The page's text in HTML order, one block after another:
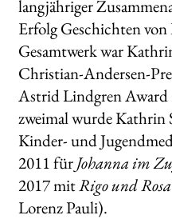
langjähriger
Erfolg Geschichten
Gesamtwerk war
Christian-Andersen-
Astrid Lindgren Award
zweimal wurde Kathrin
Kinder- und
2011 fürJohanna im
2017 mitRigo und Rosa
Lorenz Pauli).